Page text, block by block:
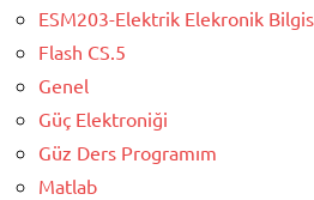
ESM203-Elektrik Elekronik
Flash CS.5
Genel
Güç Elektroniği
Güz Ders Programım
Matlab